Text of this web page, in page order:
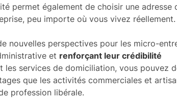
permet également de choisir une adresse
peu importe où vous vivez réellement.
nouvelles perspectives pour les micro-
et renforçant leur crédibilité
les services de domiciliation, vous pouvez
que les activités commerciales et
profession libérale.